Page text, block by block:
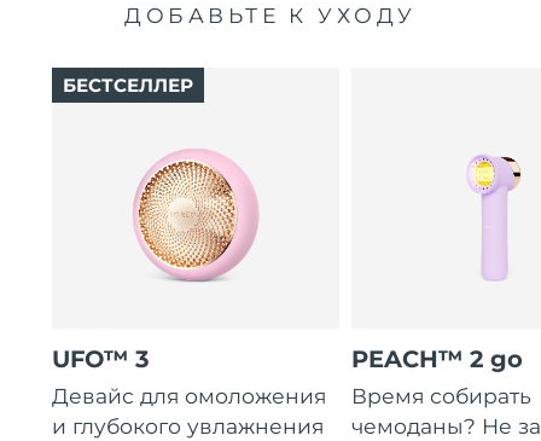
ДОБАВЬТЕ К УХОДУ
UFO™ 3
Девайс для омоложения
и глубокого увлажнения
БЕСТСЕЛЛЕР
PEACH™ 2 go
Время собирать
чемоданы? Не